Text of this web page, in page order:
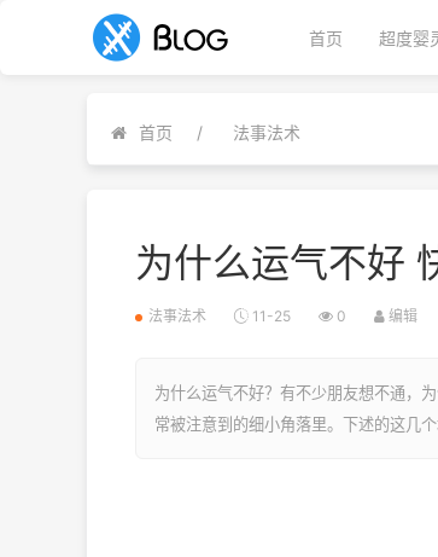
首页 超度婴
首页 法事法术
为什么运气不好
法事法术 11-25 0 编辑
为什么运气不好？有不少朋友想不通，
常被注意到的细小角落里。下述的这几